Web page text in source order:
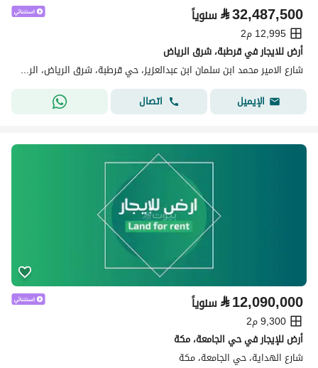
⃁32,487,500 سنوياً
12,995 م2
أرض للايجار في قرطبة، شرق الرياض
شارع الامير محمد ابن سلمان ابن عبدالعزيز، حي قرطبة، شرق الرياض، الرياض
الإيميل
اتصال
⃁12,090,000 سنوياً
9,300 م2
أرض للإيجار في حي الجامعة، مكة
شارع الهداية، حي الجامعة، مكة